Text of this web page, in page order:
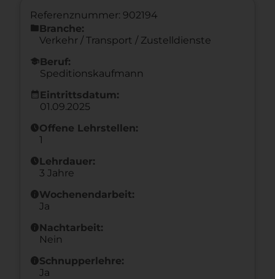
Referenznummer: 902194
folderBranche:
Verkehr / Transport / Zustelldienste
schoolBeruf:
Speditionskaufmann
calendar_month Eintrittsdatum:
01.09.2025
scheduleOffene Lehrstellen:
1
scheduleLehrdauer:
3 Jahre
infoWochenendarbeit:
Ja
infoNachtarbeit:
Nein
infoSchnupperlehre:
Ja